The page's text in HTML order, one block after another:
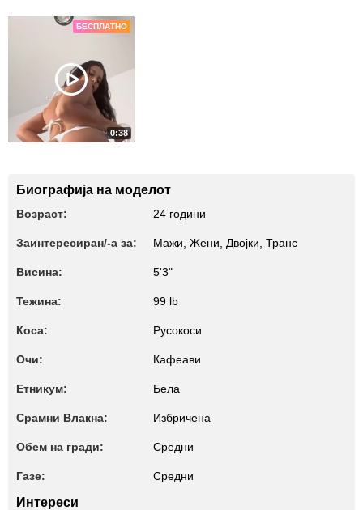
БЕСПЛАТНО
0:38
Биографија на моделот
Возраст: 24 години
Заинтересиран/-а за: Мажи, Жени, Двојки, Транс
Висина: 5'3"
Тежина: 99 lb
Коса: Русокоси
Очи: Кафеави
Етникум: Бела
Срамни Влакна: Избричена
Обем на гради: Средни
Газе: Средни
Интереси